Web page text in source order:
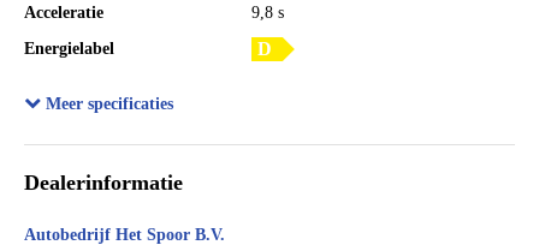
Acceleratie
9,8 s
Energielabel
Wielbasis
Cilinderinhoud
Meer specificaties
Dealerinformatie
Autobedrijf Het Spoor B.V.